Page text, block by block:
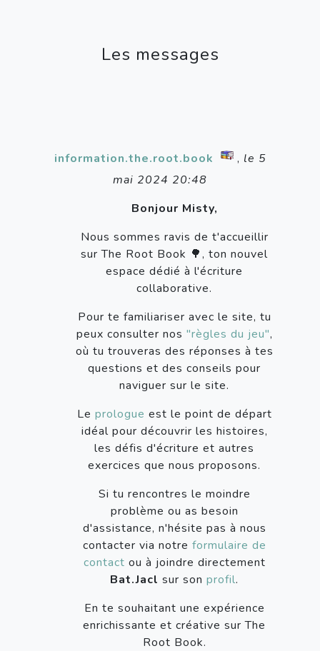
Les messages
information.the.root.book , le 5
mai 2024 20:48
Bonjour Misty,
Nous sommes ravis de t'accueillir
sur The Root Book 🌳, ton nouvel
espace dédié à l'écriture
collaborative.
Pour te familiariser avec le site, tu
peux consulter nos "règles du jeu",
où tu trouveras des réponses à tes
questions et des conseils pour
naviguer sur le site.
Le prologue est le point de départ
idéal pour découvrir les histoires,
les défis d'écriture et autres
exercices que nous proposons.
Si tu rencontres le moindre
problème ou as besoin
d'assistance, n'hésite pas à nous
contacter via notre formulaire de
contact ou à joindre directement
Bat.Jacl sur son profil.
En te souhaitant une expérience
enrichissante et créative sur The
Root Book.